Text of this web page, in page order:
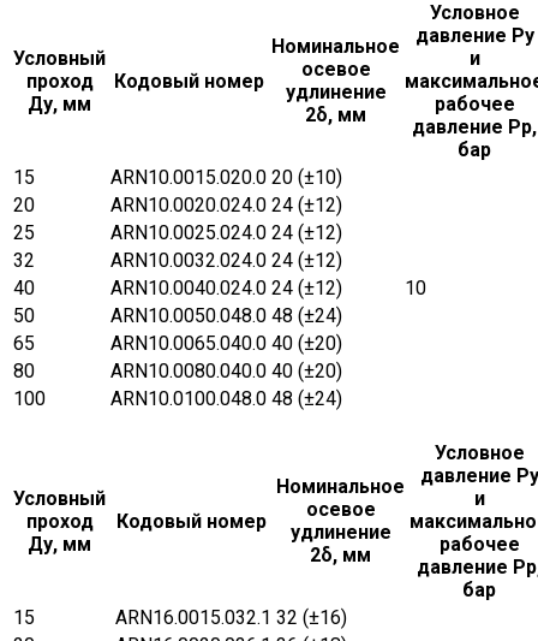
Условный
проход
Ду, мм
Кодовый номер
Номинальное
осевое
удлинение
2δ, мм
Условное
давление Ру
и
рабочее
давление Рр,
бар
15
ARN10.0015.020.0 20 (±10)
10
20 ARN10.0020.024.0 24 (±12)
25
ARN10.0025.024.0 24 (±12)
32
ARN10.0032.024.0 24 (±12)
40
ARN10.0040.024.0 24 (±12)
50
ARN10.0050.048.0 48 (±24)
65
ARN10.0065.040.0 40 (±20)
80
ARN10.0080.040.0 40 (±20)
100
ARN10.0100.048.0 48 (±24)
Условный
проход
Ду, мм
Кодовый номер
Номинальное
осевое
удлинение
2δ, мм
Условное
давление Ру
и
рабочее
давление
бар
15
ARN16.0015.032.1 32 (±16)